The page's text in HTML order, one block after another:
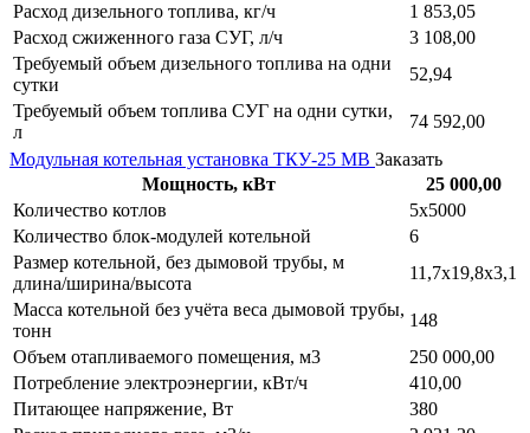
Расход дизельного топлива, кг/ч
1 853,05
Расход сжиженного газа СУГ, л/ч
3 108,00
Требуемый объем дизельного топлива на одни
сутки
52,94
Требуемый объем топлива СУГ на одни сутки,
л
74 592,00
Модульная котельная установка ТКУ-25 МВ Заказать
Мощность, кВт
25 000,00
Количество котлов
5х5000
Количество блок-модулей котельной
6
Размер котельной, без дымовой трубы, м
длина/ширина/высота
11,7х19,8х3,1
Масса котельной без учёта веса дымовой трубы,
тонн
148
Объем отапливаемого помещения, м3
250 000,00
Потребление электроэнергии, кВт/ч
410,00
Питающее напряжение, Вт
380